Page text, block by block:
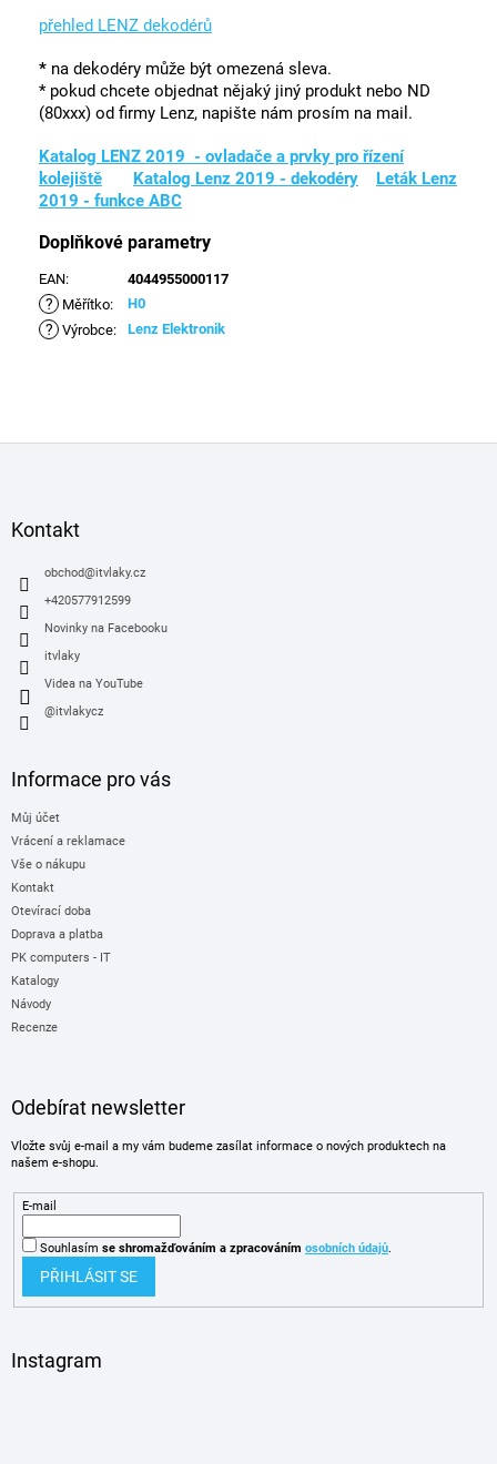
přehled LENZ dekodérů
* na dekodéry může být omezená sleva.
* pokud chcete objednat nějaký jiný produkt nebo ND
(80xxx) od firmy Lenz, napište nám prosím na mail.
Katalog LENZ 2019 - ovladače a prvky pro řízení
kolejiště
Katalog Lenz 2019 - dekodéry
Leták Lenz
2019 - funkce ABC
Doplňkové parametry
EAN: 4044955000117
? Měřítko: H0
? Výrobce: Lenz Elektronik
Kontakt
obchod@itvlaky.cz
+420577912599
Novinky na Facebooku
itvlaky
Videa na YouTube
@itvlakycz
Informace pro vás
Můj účet
Vrácení a reklamace
Vše o nákupu
Kontakt
Otevírací doba
Doprava a platba
PK computers - IT
Katalogy
Návody
Recenze
Odebírat newsletter
Vložte svůj e-mail a my vám budeme zasílat informace o nových produktech na
našem e-shopu.
E-mail
Souhlasím se shromažďováním a zpracováním osobních údajů.
PŘIHLÁSIT SE
Instagram